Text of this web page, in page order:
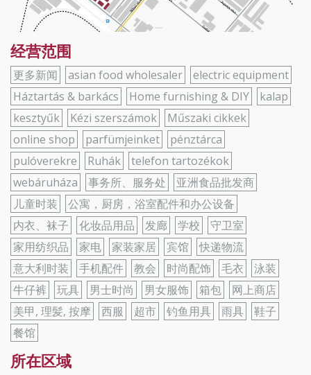
经营范围
更多新闻 asian food wholesaler
electric equipment
Háztartás & barkács
Home furnishing & DIY
kalap
kesztyűk
Kézi szerszámok
Műszaki cikkek
online shop
parfümjeinket
pénztárca
pulóverekre
Ruhák
telefon tartozékok
webáruháza
事务所、服务处
亚洲食品批发商
儿童时装
公寓，厨房，浴室配件和办公设备
内衣、袜子
化妆品用品 发廊 学校
守卫室
家用纺织品
家电 家装家居 宾馆
快递物流
意大利时装
手机配件 教会 时尚配饰 毛衣
泳装
牛仔裤
玩具 男士时尚 男女服饰 箱包
网上商店
美甲, 理髪, 按摩
西服 超市 钓鱼用具 雨具
鞋子
餐馆
所在区域